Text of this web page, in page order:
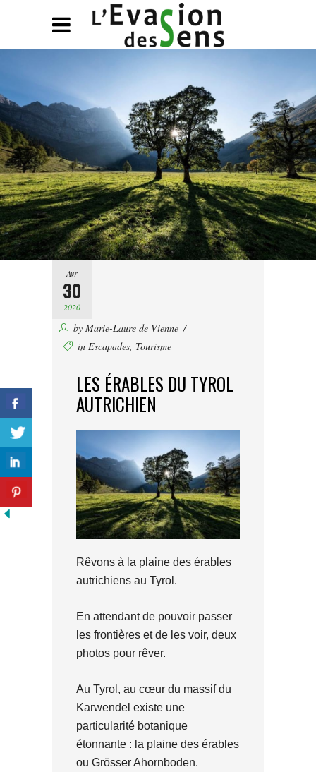
Avr
30
2020
by Marie-Laure de Vienne
in Escapades, Tourisme
LES ÉRABLES DU TYROL
AUTRICHIEN
Rêvons à la plaine des érables
autrichiens au Tyrol.
En attendant de pouvoir passer
les frontières et de les voir, deux
photos pour rêver.
Au Tyrol, au cœur du massif du
Karwendel existe une
particularité botanique
étonnante : la plaine des érables
ou Grösser Ahornboden.